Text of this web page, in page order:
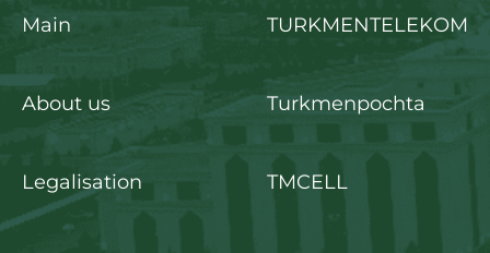
Main
About us
Legalisation
TURKMENTELEKOM
Turkmenpochta
TMCELL